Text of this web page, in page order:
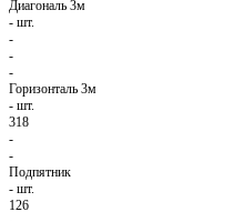
Диагональ 3м
- шт.
-
-
-
Горизонталь 3м
- шт.
318
-
-
Подпятник
- шт.
126